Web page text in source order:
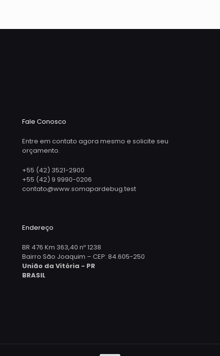
Fale Conosco
Entre em contato agora mesmo e solicite seu
orçamento.
+55 (42) 3521-2900
+55 (42) 9 9990-0206
contato@www.somapardebug.test
Endereço
BR 476 Km 363,40 nº 1238
Bairro São Joaquim – CEP: 84.605-250
União da Vitória - PR
BRASIL